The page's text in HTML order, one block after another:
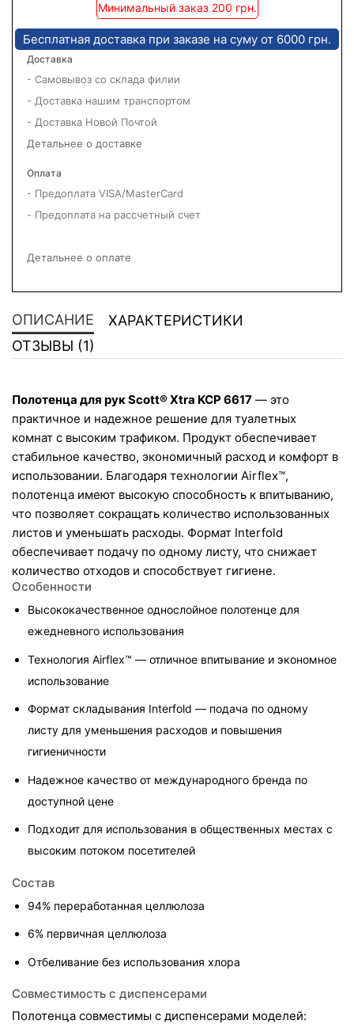
Минимальный заказ 200 грн.
Бесплатная доставка при заказе на суму от 6000 грн.
Доставка
- Самовывоз со склада филии
- Доставка нашим транспортом
- Доставка Новой Почтой
Детальнее о доставке
Оплата
- Предоплата VISA/MasterCard
- Предоплата на рассчетный счет
Детальнее о оплате
ОПИСАНИЕ
ХАРАКТЕРИСТИКИ
ОТЗЫВЫ (1)
Полотенца для рук Scott® Xtra KCP 6617 — это
практичное и надежное решение для туалетных
комнат с высоким трафиком. Продукт обеспечивает
стабильное качество, экономичный расход и комфорт в
использовании. Благодаря технологии Airflex™,
полотенца имеют высокую способность к впитыванию,
что позволяет сокращать количество использованных
листов и уменьшать расходы. Формат Interfold
обеспечивает подачу по одному листу, что снижает
количество отходов и способствует гигиене.
Особенности
Высококачественное однослойное полотенце для
ежедневного использования
Технология Airflex™ — отличное впитывание и экономное
использование
Формат складывания Interfold — подача по одному
листу для уменьшения расходов и повышения
гигиеничности
Надежное качество от международного бренда по
доступной цене
Подходит для использования в общественных местах с
высоким потоком посетителей
Состав
94% переработанная целлюлоза
6% первичная целлюлоза
Отбеливание без использования хлора
Совместимость с диспенсерами
Полотенца совместимы с диспенсерами моделей: